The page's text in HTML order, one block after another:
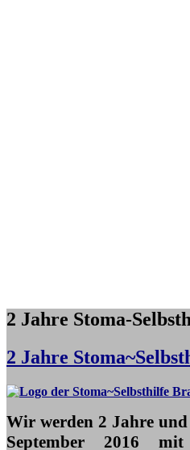
2 Jahre Stoma-
2 Jahre
Wir werden 2 Jahre
September 2016